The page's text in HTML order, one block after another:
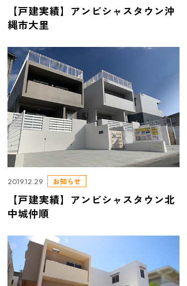
【戸建実績】アンビシャスタウン沖
縄市大里
2019.12.29 お知らせ
【戸建実績】アンビシャスタウン北
中城仲順